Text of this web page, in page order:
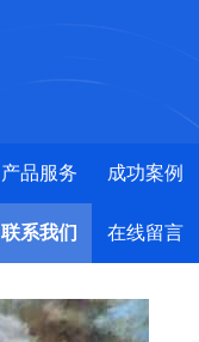
产品服务 成功案例
联系我们 在线留言